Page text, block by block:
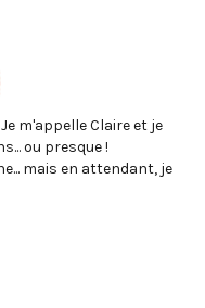
Je m'appelle Claire et je
ou presque !
mais en attendant, je